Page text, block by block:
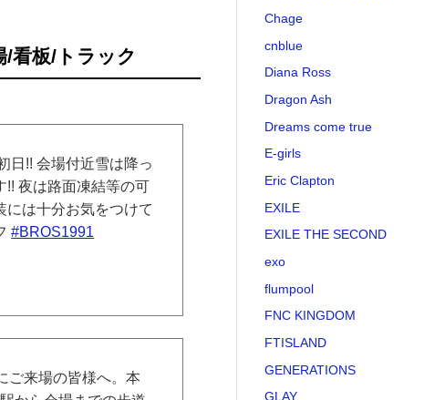
看板/トラック
日!! 会場付近雪は降っ
!! 夜は路面凍結等の可
には十分お気をつけて
#BROS1991
ご来場の皆様へ。本
Chage
cnblue
Diana Ross
Dragon Ash
Dreams come true
E-girls
Eric Clapton
EXILE
EXILE THE SECOND
exo
flumpool
FNC KINGDOM
FTISLAND
GENERATIONS
GLAY